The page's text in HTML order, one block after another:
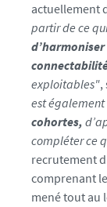
actuellement
partir de ce
exploitables",
est
cohortes,
compléter ce
recrutement
comprenant
mené tout au